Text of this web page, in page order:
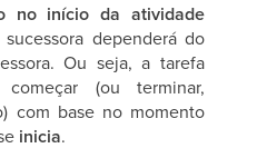
no início da atividade
dependerá do
Ou seja, a tarefa
(ou terminar,
com base no momento
inicia.